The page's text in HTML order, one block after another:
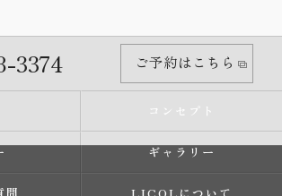
3374 ご予約はこちら
コンセプト
ギャラリー